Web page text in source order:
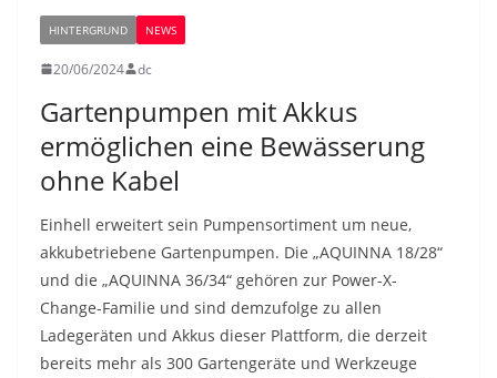
HINTERGRUND NEWS
20/06/2024 dc
Gartenpumpen mit Akkus
ermöglichen eine Bewässerung
ohne Kabel
Einhell erweitert sein Pumpensortiment um neue,
akkubetriebene Gartenpumpen. Die „AQUINNA 18/28“
und die „AQUINNA 36/34“ gehören zur Power-X-
Change-Familie und sind demzufolge zu allen
Ladegeräten und Akkus dieser Plattform, die derzeit
bereits mehr als 300 Gartengeräte und Werkzeuge